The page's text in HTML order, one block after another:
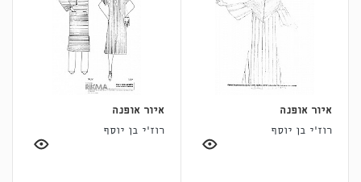
איור אופנה
רוז'י בן יוסף
איור אופנה
רוז'י בן יוסף